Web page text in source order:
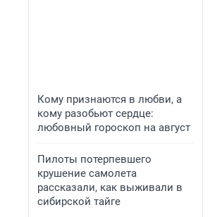
Кому признаются в любви, а
кому разобьют сердце:
любовный гороскоп на август
Пилоты потерпевшего
крушение самолета
рассказали, как выживали в
сибирской тайге